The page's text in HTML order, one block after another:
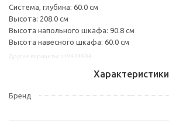
Система, глубина: 60.0 см
Высота: 208.0 см
Высота напольного шкафа: 90.8 см
Высота навесного шкафа: 60.0 см
Характеристики
Бренд